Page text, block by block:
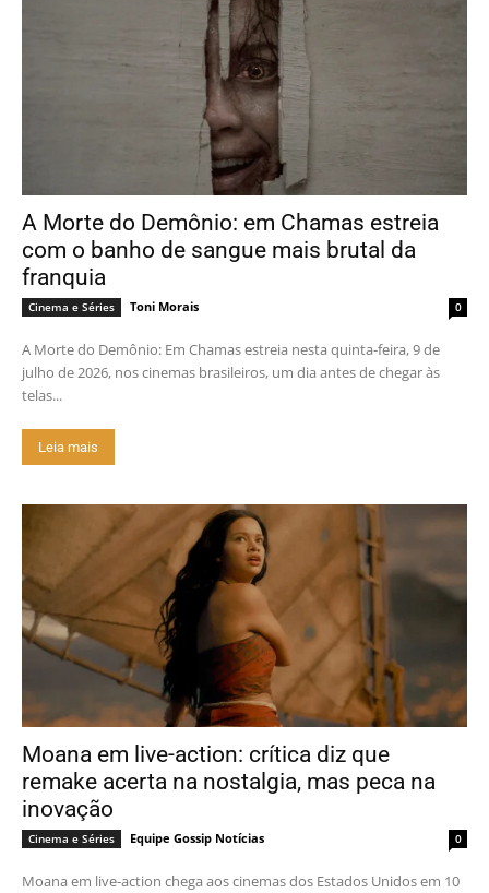
A Morte do Demônio: em Chamas estreia
com o banho de sangue mais brutal da
franquia
Cinema e Séries Toni Morais 0
A Morte do Demônio: Em Chamas estreia nesta quinta-feira, 9 de
julho de 2026, nos cinemas brasileiros, um dia antes de chegar às
telas...
Leia mais
Moana em live-action: crítica diz que
remake acerta na nostalgia, mas peca na
inovação
Cinema e Séries Equipe Gossip Notícias 0
Moana em live-action chega aos cinemas dos Estados Unidos em 10